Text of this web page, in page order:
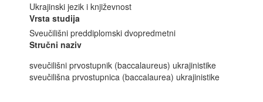
Ukrajinski jezik i književnost
Vrsta studija
Sveučilišni preddiplomski dvopredmetni
Stručni naziv
sveučilišni prvostupnik (baccalaureus) ukrajinistike
sveučilišna prvostupnica (baccalaurea) ukrajinistike